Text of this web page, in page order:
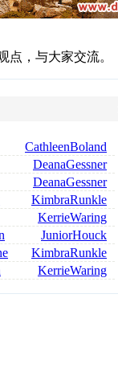
点，与大家交流。
CathleenBoland
DeanaGessner
DeanaGessner
for saKimbraRunkle
KerrieWaring
JuniorHouck
KimbraRunkle
KerrieWaring